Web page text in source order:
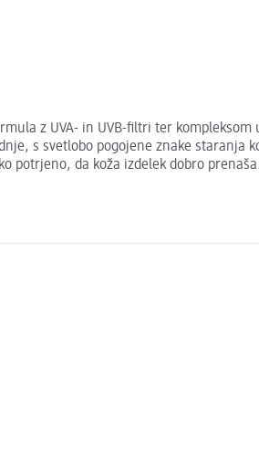
z UVA- in UVB-filtri ter
s svetlobo pogojene znake staranja
potrjeno, da koža izdelek dobro